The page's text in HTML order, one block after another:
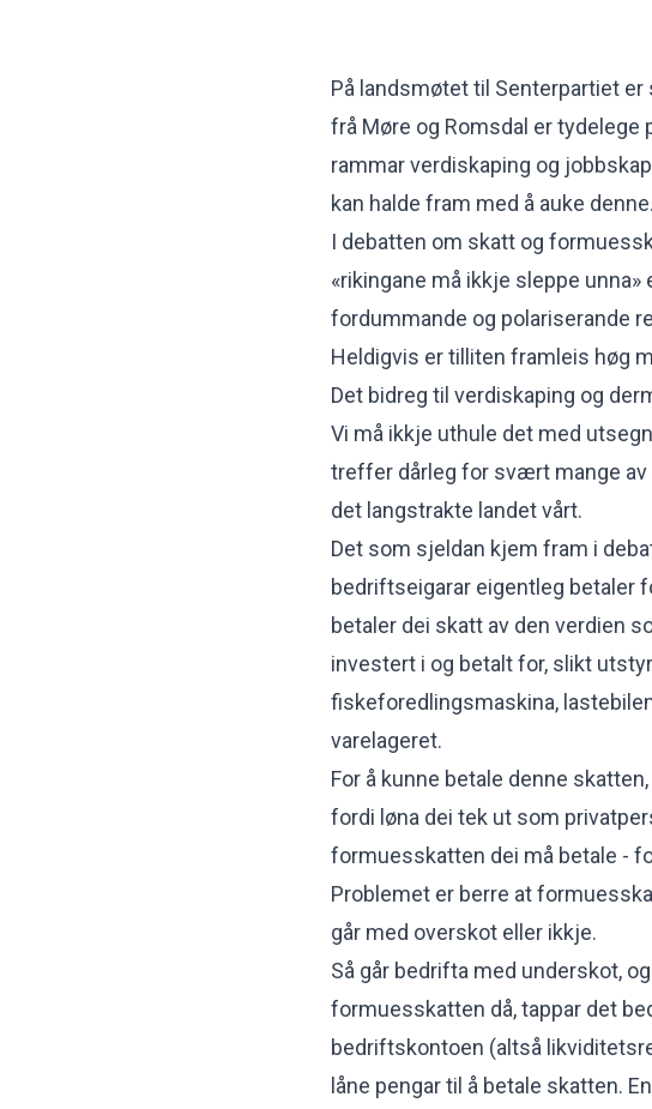
På landsmøtet til Senterpartiet
frå Møre og Romsdal er tydelege
rammar verdiskaping og
kan halde fram med å auke
I debatten om skatt og
«rikingane må ikkje sleppe
fordummande og polariserande
Heldigvis er tilliten framleis høg
Det bidreg til verdiskaping og
Vi må ikkje uthule det med
treffer dårleg for svært mange
det langstrakte landet vårt.
Det som sjeldan kjem fram i
bedriftseigarar eigentleg betaler
betaler dei skatt av den verdien
investert i og betalt for, slikt
fiskeforedlingsmaskina,
varelageret.
For å kunne betale denne
fordi løna dei tek ut som
formuesskatten dei må betale -
Problemet er berre at
går med overskot eller ikkje.
Så går bedrifta med underskot,
formuesskatten då, tappar det
bedriftskontoen (altså
låne pengar til å betale skatten.